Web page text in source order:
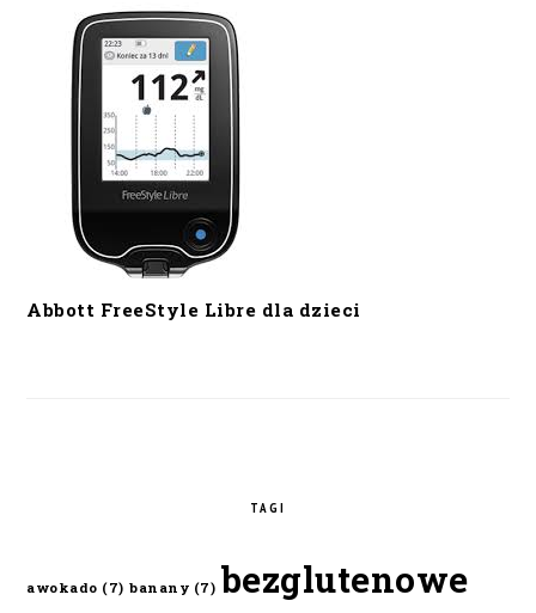
Abbott FreeStyle Libre dla dzieci
TAGI
awokado (7) banany (7) bezglutenowe